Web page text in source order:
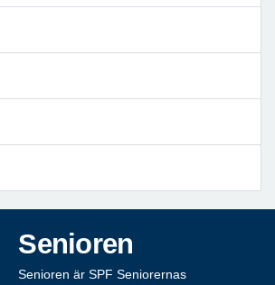
Senioren
Senioren är SPF Seniorernas